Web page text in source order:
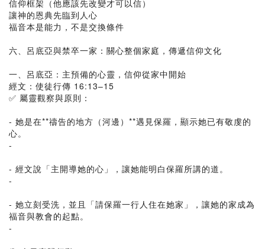
信仰框架（他應該先改變才可以信）
讓神的恩典先臨到人心
福音本是能力，不是交換條件
六、呂底亞與禁卒一家：關心整個家庭，傳遞信仰文化
一、呂底亞：主預備的心靈，信仰從家中開始
經文：使徒行傳 16:13–15
✅ 屬靈觀察與原則：
- 她是在**禱告的地方（河邊）**遇見保羅，顯示她已有敬虔的
心。
-
- 經文說「主開導她的心」，讓她能明白保羅所講的道。
-
- 她立刻受洗，並且「請保羅一行人住在她家」，讓她的家成為
福音與教會的起點。
-